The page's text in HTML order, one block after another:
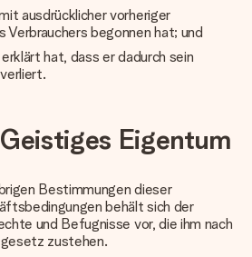
ausdrücklicher vorheriger
Verbrauchers begonnen hat; und
hat, dass er dadurch sein
Eigentum
Bestimmungen dieser
behält sich der
und Befugnisse vor, die ihm nach
zustehen.